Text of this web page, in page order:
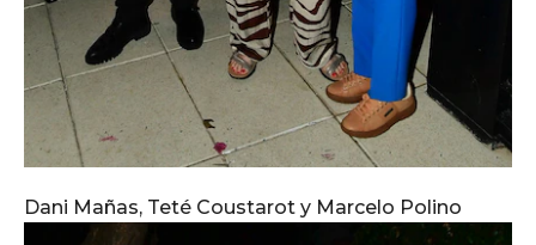
Dani Mañas, Teté Coustarot y Marcelo Polino